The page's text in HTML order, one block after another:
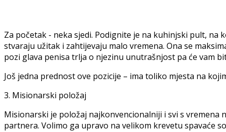
Za početak - neka sjedi. Podignite je na kuhinjski pult,
stvaraju užitak i zahtijevaju malo vremena. Ona se
pozi glava penisa trlja o njezinu unutrašnjost pa će vam
Još jedna prednost ove pozicije – ima toliko mjesta na
3. Misionarski položaj
Misionarski je položaj najkonvencionalniji i svi s vremena
partnera. Volimo ga upravo na velikom krevetu spavaće